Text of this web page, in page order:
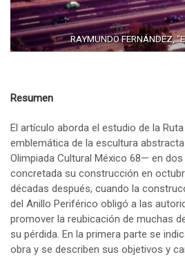
RAYMUNDO FERNÁNDEZ,
Resumen
El artículo aborda el estudio de la
emblemática de la escultura
Olimpiada Cultural México 68— en
concretada su construcción en
décadas después, cuando la
del Anillo Periférico obligó a las
promover la reubicación de muchas
su pérdida. En la primera parte se
obra y se describen sus objetivos y